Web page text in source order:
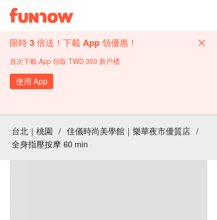
限時 3 倍送！下載 App 領優惠！
首次下載 App 領取 TWD 300 新戶禮
使用 App
台北｜桃園 / 佳儀時尚美學館｜樂華夜市優質店 /
全身指壓按摩 60 min